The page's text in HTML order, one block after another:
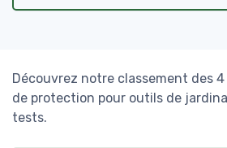
Découvrez notre classement des
de protection pour outils de
tests.